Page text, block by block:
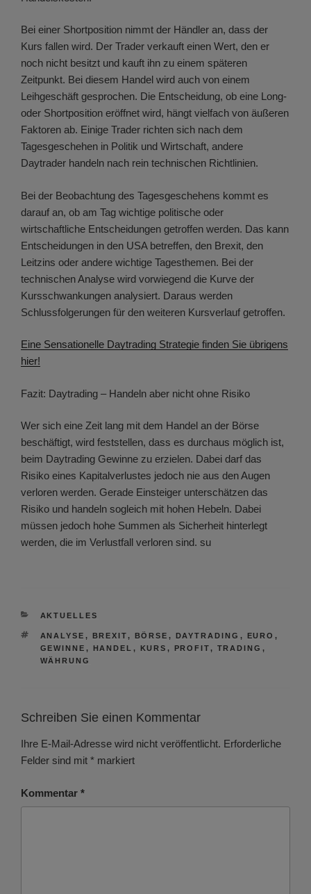
Bei einer Shortposition nimmt der Händler an, dass der
Kurs fallen wird. Der Trader verkauft einen Wert, den er
noch nicht besitzt und kauft ihn zu einem späteren
Zeitpunkt. Bei diesem Handel wird auch von einem
Leihgeschäft gesprochen. Die Entscheidung, ob eine Long-
oder Shortposition eröffnet wird, hängt vielfach von äußeren
Faktoren ab. Einige Trader richten sich nach dem
Tagesgeschehen in Politik und Wirtschaft, andere
Daytrader handeln nach rein technischen Richtlinien.
Bei der Beobachtung des Tagesgeschehens kommt es
darauf an, ob am Tag wichtige politische oder
wirtschaftliche Entscheidungen getroffen werden. Das kann
Entscheidungen in den USA betreffen, den Brexit, den
Leitzins oder andere wichtige Tagesthemen. Bei der
technischen Analyse wird vorwiegend die Kurve der
Kursschwankungen analysiert. Daraus werden
Schlussfolgerungen für den weiteren Kursverlauf getroffen.
Eine Sensationelle Daytrading Strategie finden Sie übrigens
hier!
Fazit: Daytrading – Handeln aber nicht ohne Risiko
Wer sich eine Zeit lang mit dem Handel an der Börse
beschäftigt, wird feststellen, dass es durchaus möglich ist,
beim Daytrading Gewinne zu erzielen. Dabei darf das
Risiko eines Kapitalverlustes jedoch nie aus den Augen
verloren werden. Gerade Einsteiger unterschätzen das
Risiko und handeln sogleich mit hohen Hebeln. Dabei
müssen jedoch hohe Summen als Sicherheit hinterlegt
werden, die im Verlustfall verloren sind. su
KATEGORIEN
AKTUELLES
SCHLAGWÖRTER
ANALYSE , BREXIT , BÖRSE , DAYTRADING , EURO ,
GEWINNE , HANDEL , KURS , PROFIT , TRADING ,
WÄHRUNG
Schreiben Sie einen Kommentar
Ihre E-Mail-Adresse wird nicht veröffentlicht. Erforderliche
Felder sind mit * markiert
Kommentar *